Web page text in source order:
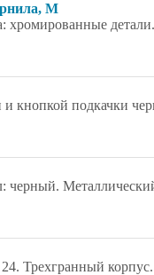
M
хромированные
подкачки
черный.
Трехгранный